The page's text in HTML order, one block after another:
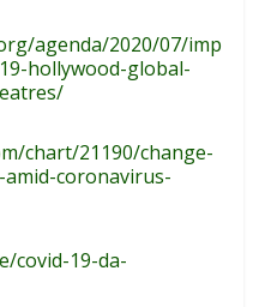
agenda/2020/07/imp
hollywood-global-
chart/21190/change-
coronavirus-
covid-19-da-